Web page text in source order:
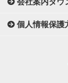
会社案内ダウ
個人情報保護